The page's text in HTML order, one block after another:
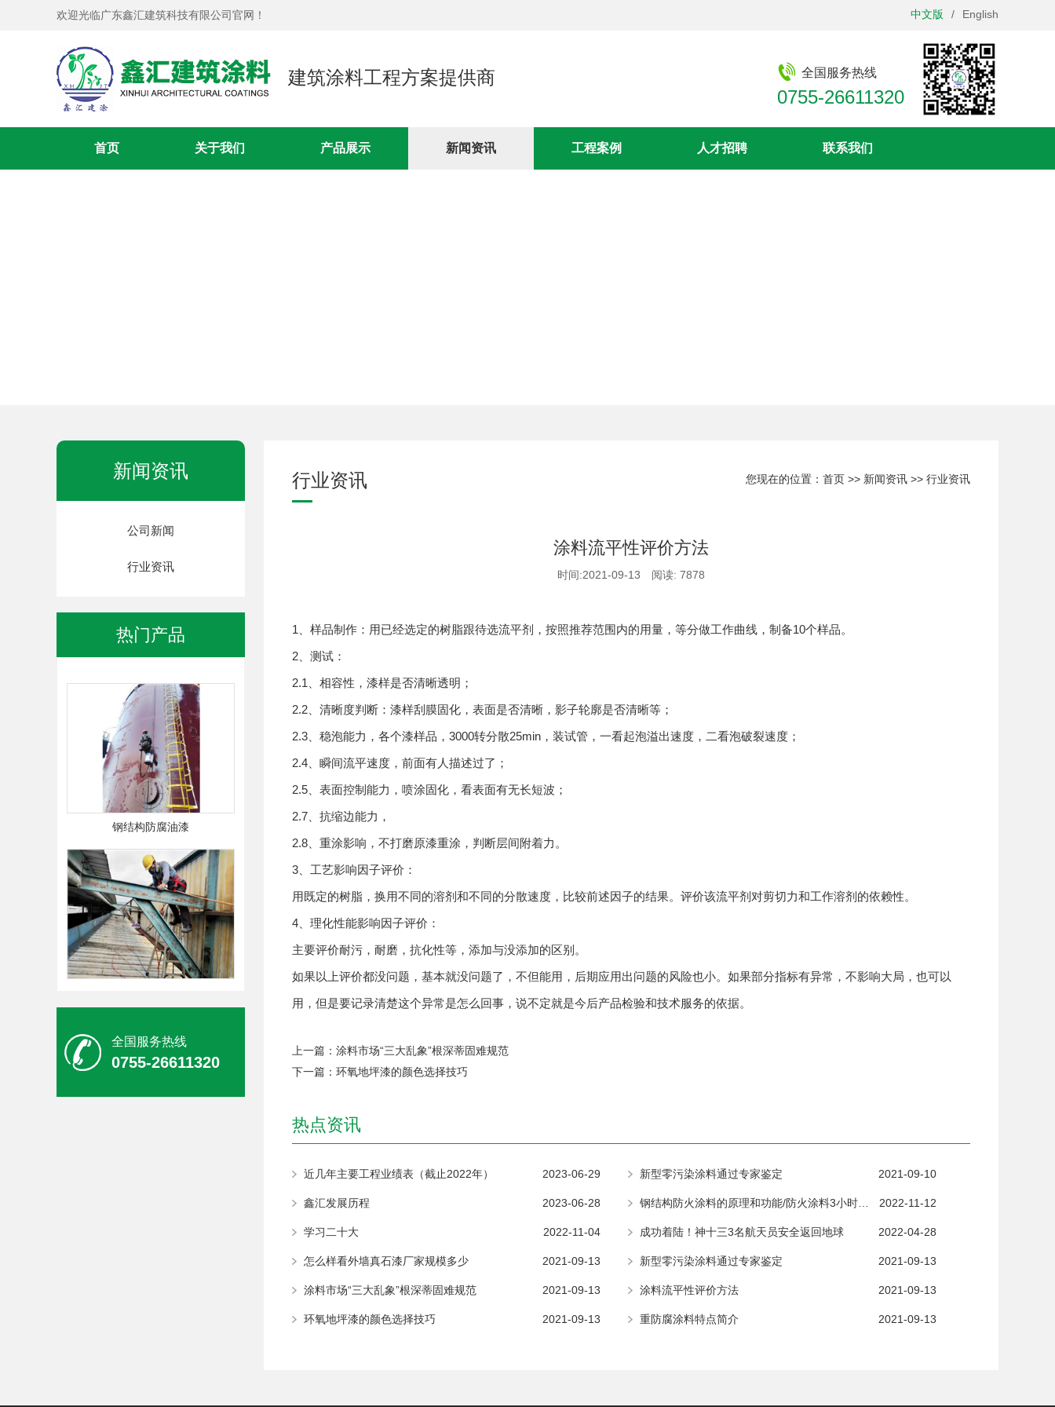
欢迎光临广东鑫汇建筑科技有限公司官网！ 中文版 / English
建筑涂料工程方案提供商 全国服务热线
0755-26611320
首页 关于我们 产品展示 新闻资讯 工程案例 人才招聘 联系我们
新闻资讯
公司新闻
行业资讯
热门产品
钢结构防腐油漆
钢结构防腐油漆
全国服务热线
0755-26611320
行业资讯 您现在的位置： 首页 >> 新闻资讯 >> 行业资讯
涂料流平性评价方法
时间:2021-09-13 阅读: 7878
1、样品制作：用已经选定的树脂跟待选流平剂，按照推荐范围内的用量，等分做工作曲线，制备10个样品。
2、测试：
2.1、相容性，漆样是否清晰透明；
2.2、清晰度判断：漆样刮膜固化，表面是否清晰，影子轮廓是否清晰等；
2.3、稳泡能力，各个漆样品，3000转分散25min，装试管，一看起泡溢出速度，二看泡破裂速度；
2.4、瞬间流平速度，前面有人描述过了；
2.5、表面控制能力，喷涂固化，看表面有无长短波；
2.7、抗缩边能力，
2.8、重涂影响，不打磨原漆重涂，判断层间附着力。
3、工艺影响因子评价：
用既定的树脂，换用不同的溶剂和不同的分散速度，比较前述因子的结果。评价该流平剂对剪切力和工作溶剂的依赖性。
4、理化性能影响因子评价：
主要评价耐污，耐磨，抗化性等，添加与没添加的区别。
如果以上评价都没问题，基本就没问题了，不但能用，后期应用出问题的风险也小。如果部分指标有异常，不影响大局，也可以
用，但是要记录清楚这个异常是怎么回事，说不定就是今后产品检验和技术服务的依据。
上一篇： 涂料市场“三大乱象”根深蒂固难规范
下一篇： 环氧地坪漆的颜色选择技巧
热点资讯
2023-06-29
近几年主要工程业绩表（截止2022年） 2021-09-10
新型零污染涂料通过专家鉴定
2023-06-28
鑫汇发展历程 2022-11-12
钢结构防火涂料的原理和功能/防火涂料3小时耐火测试
2022-11-04
学习二十大 2022-04-28
成功着陆！神十三3名航天员安全返回地球
2021-09-13
怎么样看外墙真石漆厂家规模多少 2021-09-13
新型零污染涂料通过专家鉴定
2021-09-13
涂料市场“三大乱象”根深蒂固难规范 2021-09-13
涂料流平性评价方法
2021-09-13
环氧地坪漆的颜色选择技巧 2021-09-13
重防腐涂料特点简介